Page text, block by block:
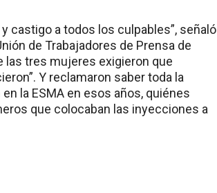
castigo a todos los culpables”, señaló
de Trabajadores de Prensa de
las tres mujeres exigieron que
Y reclamaron saber toda la
la ESMA en esos años, quiénes
que colocaban las inyecciones a